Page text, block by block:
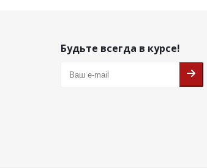
Будьте всегда в курсе!